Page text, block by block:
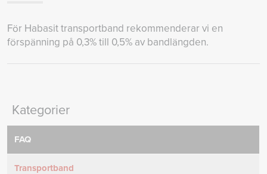
För Habasit transportband rekommenderar vi en
förspänning på 0,3% till 0,5% av bandlängden.
Kategorier
FAQ
Transportband